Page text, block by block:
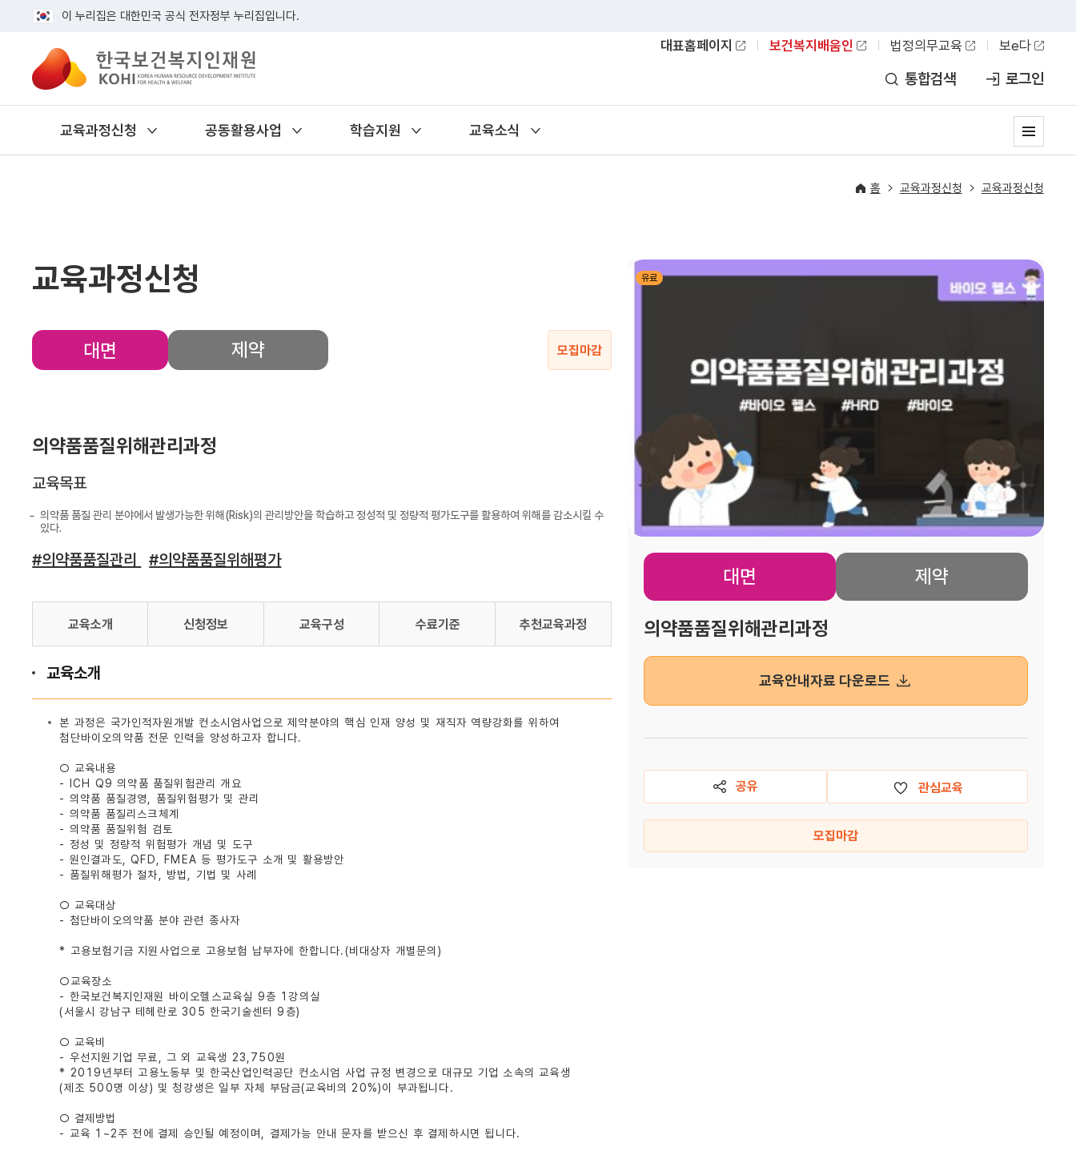
이 누리집은 대한민국 공식 전자정부 누리집입니다.
대표홈페이지 보건복지배움인 법정의무교육 보e다
통합검색 로그인
교육과정신청 공동활용사업 학습지원 교육소식
홈 교육과정신청 교육과정신청
교육과정신청
대면 제약 모집마감
의약품품질위해관리과정
교육목표
의약품 품질 관리 분야에서 발생가능한 위해(Risk)의 관리방안을 학습하고 정성적 및 정량적 평가도구를 활용하여 위해를 감소시킬 수
있다.
#의약품품질관리 #의약품품질위해평가
교육소개 신청정보 교육구성 수료기준 추천교육과정
교육소개
본 과정은 국가인적자원개발 컨소시엄사업으로 제약분야의 핵심 인재 양성 및 재직자 역량강화를 위하여
첨단바이오의약품 전문 인력을 양성하고자 합니다.
○ 교육내용
- ICH Q9 의약품 품질위험관리 개요
- 의약품 품질경영, 품질위험평가 및 관리
- 의약품 품질리스크체계
- 의약품 품질위험 검토
- 정성 및 정량적 위험평가 개념 및 도구
- 원인결과도, QFD, FMEA 등 평가도구 소개 및 활용방안
- 품질위해평가 절차, 방법, 기법 및 사례
○ 교육대상
- 첨단바이오의약품 분야 관련 종사자
* 고용보험기금 지원사업으로 고용보험 납부자에 한합니다.(비대상자 개별문의)
○교육장소
- 한국보건복지인재원 바이오헬스교육실 9층 1강의실
(서울시 강남구 테헤란로 305 한국기술센터 9층)
○ 교육비
- 우선지원기업 무료, 그 외 교육생 23,750원
* 2019년부터 고용노동부 및 한국산업인력공단 컨소시엄 사업 규정 변경으로 대규모 기업 소속의 교육생
(제조 500명 이상) 및 청강생은 일부 자체 부담금(교육비의 20%)이 부과됩니다.
○ 결제방법
- 교육 1~2주 전에 결제 승인될 예정이며, 결제가능 안내 문자를 받으신 후 결제하시면 됩니다.
유료
대면 제약
의약품품질위해관리과정
교육안내자료 다운로드
공유 관심교육
모집마감